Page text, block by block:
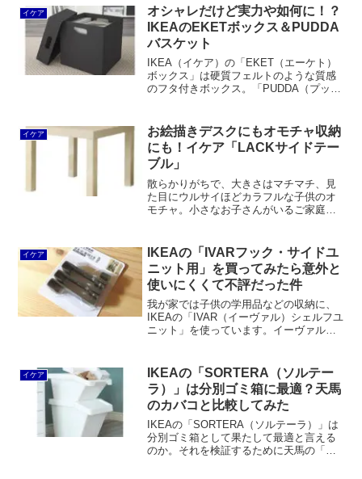
ですが、安全性を高めるなどしてシニア
層からの支持を得られないことには売上
増は厳しいのではないでしょうか。
イケア
オシャレだけど実力や如何に！？
IKEAのEKETボックス＆PUDDA
バスケット
IKEA（イケア）の「EKET（エーケト）
ボックス」は硬質フェルトのような質感
のフタ付きボックス。「PUDDA（プッ
用性はともかくインテリアとしては良い
ですね。
イケア
お絵描きデスクにもオモチャ収納
にも！イケア「LACKサイドテー
ブル」
散らかりがちで、大きさはマチマチ、見
た目にウルサイほどカラフルな子供のオ
モチャ。小さなお子さんがいるご家庭
オモチャは変わっていきます。基本的に
大きなモノからだんだんと小...
イケア
IKEAの「IVARフック・サイドユ
ニット用」を買ってみたら意外と
使いにくくて不評だった件
我が家では子供の学用品などの収納に、
IKEAの「IVAR（イーヴァル）シェルフユ
ニット」を使っています。イーヴァルは
イン材ユニットシェルフより使い勝手が
良い半面、無塗...
イケア
IKEAの「SORTERA（ソルテー
ラ）」は分別ゴミ箱に最適？天馬
のカバコと比較してみた
IKEAの「SORTERA（ソルテーラ）」は
分別ゴミ箱として果たして最適と言える
のか。それを検証するために天馬の「プ